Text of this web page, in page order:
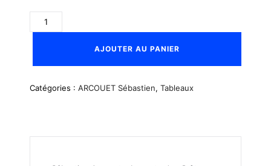
QUANTITÉ
DE
"LA
DES
AJOUTER AU PANIER
Catégories : ARCOUET Sébastien, Tableaux